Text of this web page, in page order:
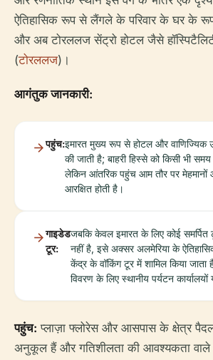
ऐतिहासिक रूप से लैंगले के परिवार के घर के
और अब टोरललज सेंट्रो होटल जैसे
(टोरललज)।
आगंतुक जानकारी:
पहुंच:इमारत मुख्य रूप से होटल और वाणिज्यिक
की जाती है; बाहरी हिस्से को किसी भी
लेकिन आंतरिक पहुंच आम तौर पर मेहमानों
आरक्षित होती है।
गाइडेड
टूर:
जबकि केवल इमारत के लिए कोई समर्पित
नहीं है, इसे अक्सर अलमेरिया के
केंद्र के वॉकिंग टूर में शामिल किया जाता
विवरण के लिए स्थानीय पर्यटन कार्यालयों
पहुंच: प्लाज़ा फ्लोरेस और आसपास के क्षेत्र
अनुकूल हैं और गतिशीलता की आवश्यकता वाले